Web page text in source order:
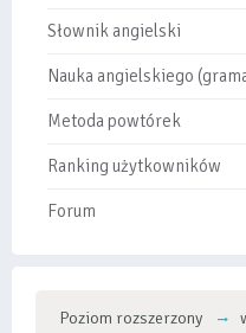
Słownik angielski
Nauka angielskiego
Metoda powtórek
Ranking użytkowników
Forum
Poziom rozszerzony